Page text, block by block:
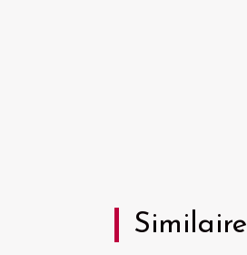
Similaire